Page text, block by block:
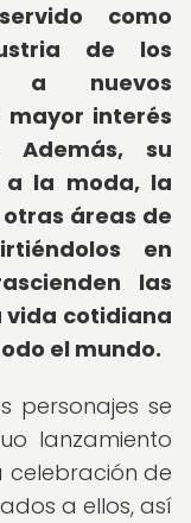
como
de los
a nuevos
mayor interés
Además, su
a la moda, la
áreas de
en
las
vida cotidiana
el mundo.
personajes se
lanzamiento
celebración de
a ellos, así